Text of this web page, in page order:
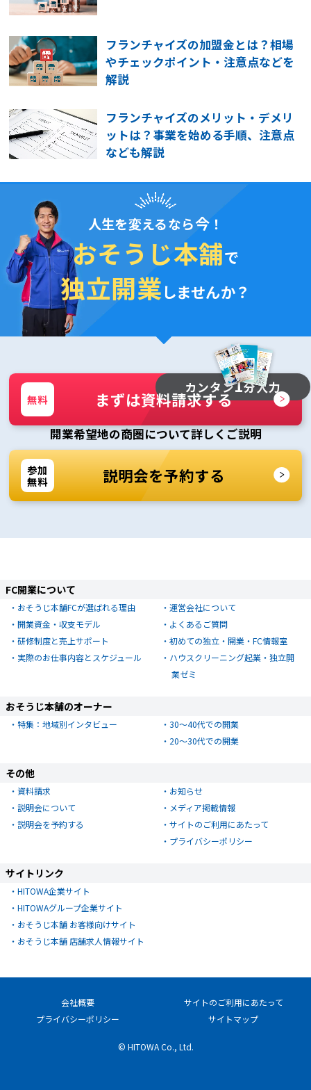
フランチャイズの加盟金とは？相場
やチェックポイント・注意点などを
解説
フランチャイズのメリット・デメリ
ットは？事業を始める手順、注意点
なども解説
人生を変えるなら今！
おそうじ本舗で
独立開業しませんか？
カンタン1分入力
無料 まずは資料請求する
開業希望地の商圏について詳しくご説明
参加
無料
説明会を予約する
FC開業について
おそうじ本舗FCが選ばれる理由
開業資金・収支モデル
研修制度と売上サポート
実際のお仕事内容とスケジュール
運営会社について
よくあるご質問
初めての独立・開業・FC情報室
ハウスクリーニング起業・独立開
業ゼミ
おそうじ本舗のオーナー
特集：地域別インタビュー
30～40代での開業
20～30代での開業
その他
資料請求
説明会について
説明会を予約する
お知らせ
メディア掲載情報
サイトのご利用にあたって
プライバシーポリシー
サイトリンク
HITOWA企業サイト
HITOWAグループ企業サイト
おそうじ本舗 お客様向けサイト
おそうじ本舗 店舗求人情報サイト
会社概要
サイトのご利用にあたって
プライバシーポリシー
サイトマップ
© HITOWA Co., Ltd.